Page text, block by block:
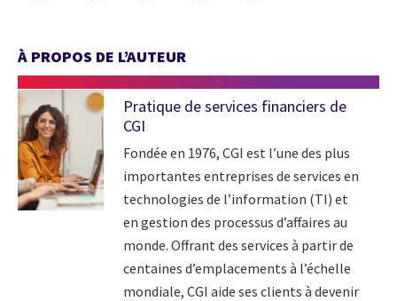
À PROPOS DE L’AUTEUR
Pratique de services financiers de
CGI
Fondée en 1976, CGI est l’une des plus
importantes entreprises de services en
technologies de l’information (TI) et
en gestion des processus d’affaires au
monde. Offrant des services à partir de
centaines d’emplacements à l’échelle
mondiale, CGI aide ses clients à devenir